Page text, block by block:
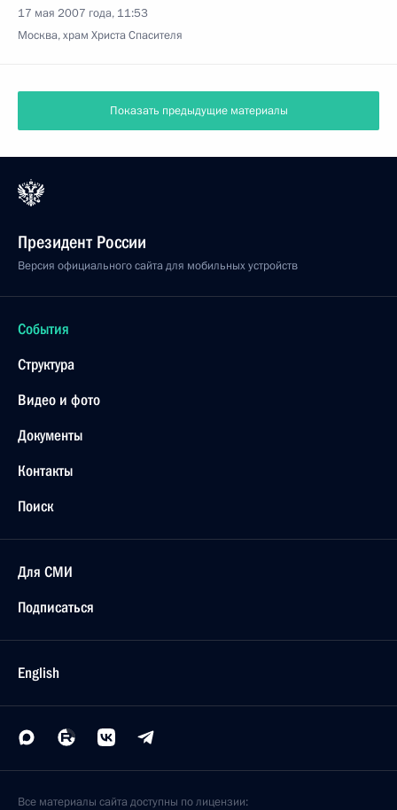
17 мая 2007 года, 11:53
Москва, храм Христа Спасителя
Показать предыдущие материалы
Президент России
Версия официального сайта для мобильных устройств
События
Структура
Видео и фото
Документы
Контакты
Поиск
Для СМИ
Подписаться
English
Все материалы сайта доступны по лицензии: